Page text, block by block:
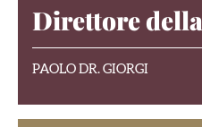
Direttore
PAOLO DR. GIORGI